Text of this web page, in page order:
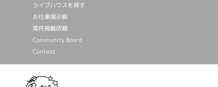
ライブハウスを探す
お仕事掲⽰板
案件掲載依頼
Community Board
Contest